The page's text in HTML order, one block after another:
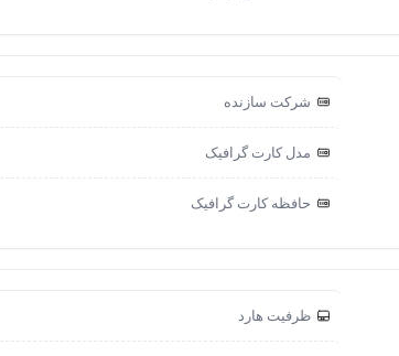
شرکت سازنده
مدل کارت گرافیک
حافظه کارت گرافیک
ظرفیت هارد